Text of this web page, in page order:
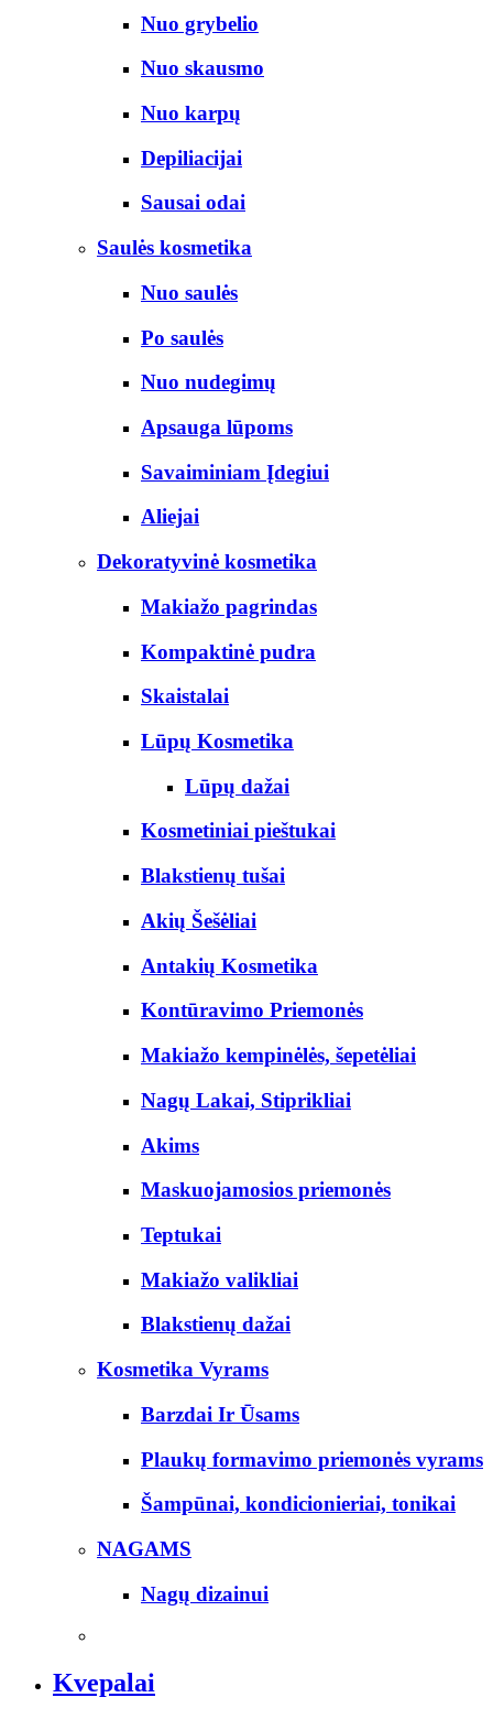
Nuo grybelio
Nuo skausmo
Nuo karpų
Depiliacijai
Sausai odai
Saulės kosmetika
Nuo saulės
Po saulės
Nuo nudegimų
Apsauga lūpoms
Savaiminiam Įdegiui
Aliejai
Dekoratyvinė kosmetika
Makiažo pagrindas
Kompaktinė pudra
Skaistalai
Lūpų Kosmetika
Lūpų dažai
Kosmetiniai pieštukai
Blakstienų tušai
Akių Šešėliai
Antakių Kosmetika
Kontūravimo Priemonės
Makiažo kempinėlės, šepetėliai
Nagų Lakai, Stiprikliai
Akims
Maskuojamosios priemonės
Teptukai
Makiažo valikliai
Blakstienų dažai
Kosmetika Vyrams
Barzdai Ir Ūsams
Plaukų formavimo priemonės vyrams
Šampūnai, kondicionieriai, tonikai
NAGAMS
Nagų dizainui
Kvepalai